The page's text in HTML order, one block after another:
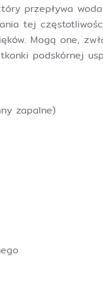
przepływa
tej
Mogą one,
podskórnej
zapalne)